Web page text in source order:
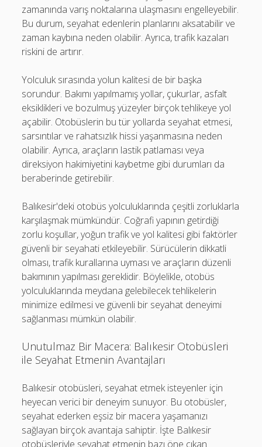
zamanında varış noktalarına ulaşmasını engelleyebilir.
Bu durum, seyahat edenlerin planlarını aksatabilir ve
zaman kaybına neden olabilir. Ayrıca, trafik kazaları
riskini de artırır.
Yolculuk sırasında yolun kalitesi de bir başka
sorundur. Bakımı yapılmamış yollar, çukurlar, asfalt
eksiklikleri ve bozulmuş yüzeyler birçok tehlikeye yol
açabilir. Otobüslerin bu tür yollarda seyahat etmesi,
sarsıntılar ve rahatsızlık hissi yaşanmasına neden
olabilir. Ayrıca, araçların lastik patlaması veya
direksiyon hakimiyetini kaybetme gibi durumları da
beraberinde getirebilir.
Balıkesir'deki otobüs yolculuklarında çeşitli zorluklarla
karşılaşmak mümkündür. Coğrafi yapının getirdiği
zorlu koşullar, yoğun trafik ve yol kalitesi gibi faktörler
güvenli bir seyahati etkileyebilir. Sürücülerin dikkatli
olması, trafik kurallarına uyması ve araçların düzenli
bakımının yapılması gereklidir. Böylelikle, otobüs
yolculuklarında meydana gelebilecek tehlikelerin
minimize edilmesi ve güvenli bir seyahat deneyimi
sağlanması mümkün olabilir.
Unutulmaz Bir Macera: Balıkesir Otobüsleri
ile Seyahat Etmenin Avantajları
Balıkesir otobüsleri, seyahat etmek isteyenler için
heyecan verici bir deneyim sunuyor. Bu otobüsler,
seyahat ederken eşsiz bir macera yaşamanızı
sağlayan birçok avantaja sahiptir. İşte Balıkesir
otobüsleriyle seyahat etmenin bazı öne çıkan